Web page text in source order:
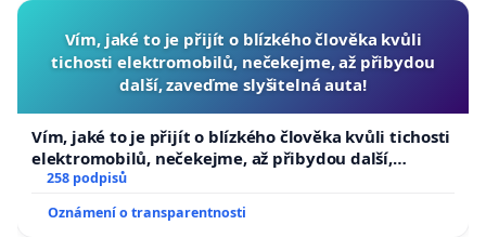
Vím, jaké to je přijít o blízkého člověka kvůli
tichosti elektromobilů, nečekejme, až přibydou
další, zaveďme slyšitelná auta!
Vím, jaké to je přijít o blízkého člověka kvůli tichosti
elektromobilů, nečekejme, až přibydou další,
zaveďme slyšitelná auta!
258 podpisů
Oznámení o transparentnosti